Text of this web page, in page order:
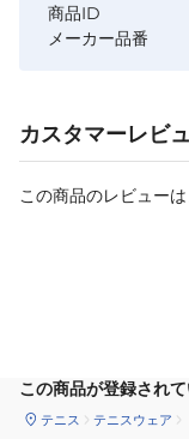
商品ID
メーカー品番
カスタマーレビ
この商品のレビューは
この商品が登録され
テニス テニスウェア